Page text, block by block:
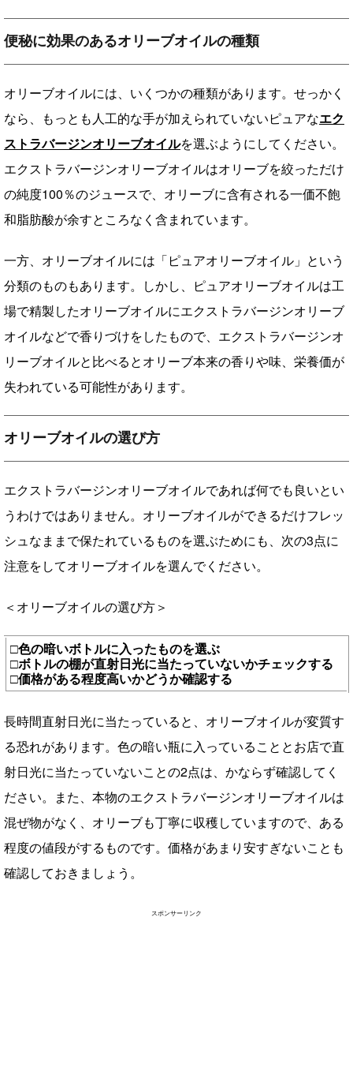
便秘に効果のあるオリーブオイルの種類
オリーブオイルには、いくつかの種類があります。せっかく
なら、もっとも人工的な手が加えられていないピュアなエク
ストラバージンオリーブオイルを選ぶようにしてください。
エクストラバージンオリーブオイルはオリーブを絞っただけ
の純度100％のジュースで、オリーブに含有される一価不飽
和脂肪酸が余すところなく含まれています。
一方、オリーブオイルには「ピュアオリーブオイル」という
分類のものもあります。しかし、ピュアオリーブオイルは工
場で精製したオリーブオイルにエクストラバージンオリーブ
オイルなどで香りづけをしたもので、エクストラバージンオ
リーブオイルと比べるとオリーブ本来の香りや味、栄養価が
失われている可能性があります。
オリーブオイルの選び方
エクストラバージンオリーブオイルであれば何でも良いとい
うわけではありません。オリーブオイルができるだけフレッ
シュなままで保たれているものを選ぶためにも、次の3点に
注意をしてオリーブオイルを選んでください。
＜オリーブオイルの選び方＞
□色の暗いボトルに入ったものを選ぶ
□ボトルの棚が直射日光に当たっていないかチェックする
□価格がある程度高いかどうか確認する
長時間直射日光に当たっていると、オリーブオイルが変質す
る恐れがあります。色の暗い瓶に入っていることとお店で直
射日光に当たっていないことの2点は、かならず確認してく
ださい。また、本物のエクストラバージンオリーブオイルは
混ぜ物がなく、オリーブも丁寧に収穫していますので、ある
程度の値段がするものです。価格があまり安すぎないことも
確認しておきましょう。
スポンサーリンク